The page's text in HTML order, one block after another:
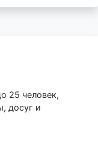
25 человек,
досуг и